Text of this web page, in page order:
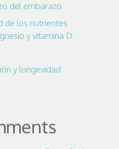
del embarazo
de los nutrientes
y vitamina D
y longevidad